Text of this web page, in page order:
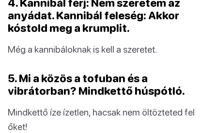
4. Kannibál férj: Nem szeretem az
anyádat. Kannibál feleség: Akkor
kóstold meg a krumplit.
Még a kannibáloknak is kell a szeretet.
5. Mi a közös a tofuban és a
vibrátorban? Mindkettő húspótló.
Mindkettő íze ízetlen, hacsak nem öltözteted fel
őket!